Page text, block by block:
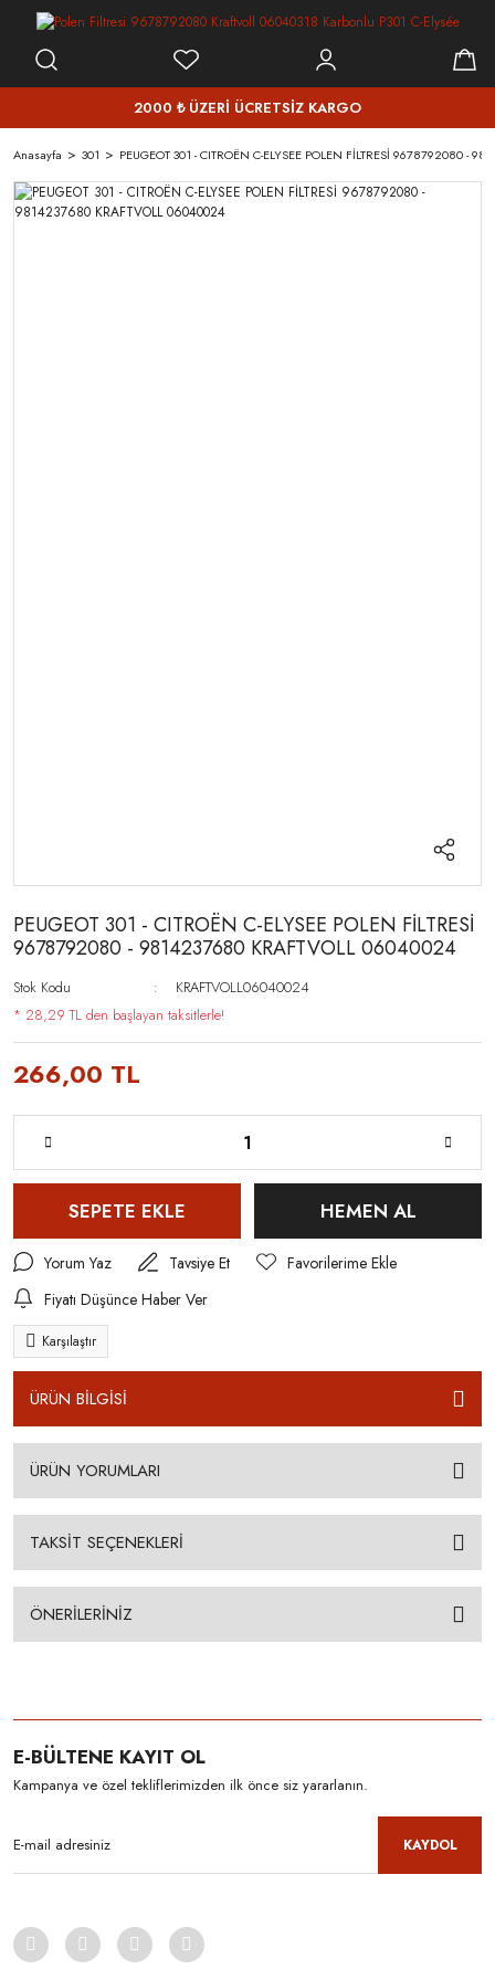
2000 ₺ ÜZERİ ÜCRETSİZ KARGO
Anasayfa 301 PEUGEOT 301 - CITROËN C-ELYSEE POLEN FİLTRESİ 9678792080 -
PEUGEOT 301 - CITROËN C-ELYSEE POLEN FİLTRESİ
9678792080 - 9814237680 KRAFTVOLL 06040024
Stok Kodu
KRAFTVOLL06040024
* 28,29 TL den başlayan taksitlerle!
266,00 TL
SEPETE EKLE HEMEN AL
Yorum Yaz
Tavsiye Et
Fiyatı Düşünce Haber Ver
Karşılaştır
ÜRÜN BİLGİSİ
ÜRÜN YORUMLARI
TAKSİT SEÇENEKLERİ
ÖNERİLERİNİZ
E-BÜLTENE KAYIT OL
Kampanya ve özel tekliflerimizden ilk önce siz yararlanın.
KAYDOL